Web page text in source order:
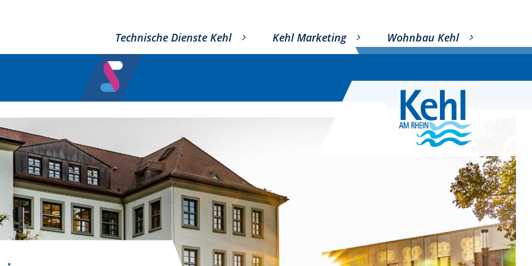
Technische Dienste Kehl Kehl Marketing Wohnbau Kehl